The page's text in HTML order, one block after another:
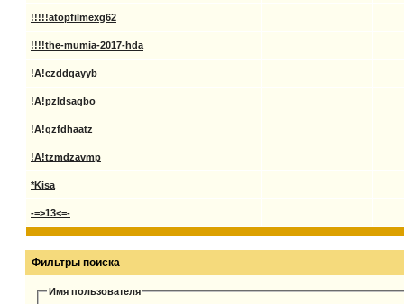
!!!!!atopfilmexg62
!!!!the-mumia-2017-hda
!A!czddqayyb
!A!pzldsagbo
!A!qzfdhaatz
!A!tzmdzavmp
*Kisa
-=>13<=-
Фильтры поиска
Имя пользователя